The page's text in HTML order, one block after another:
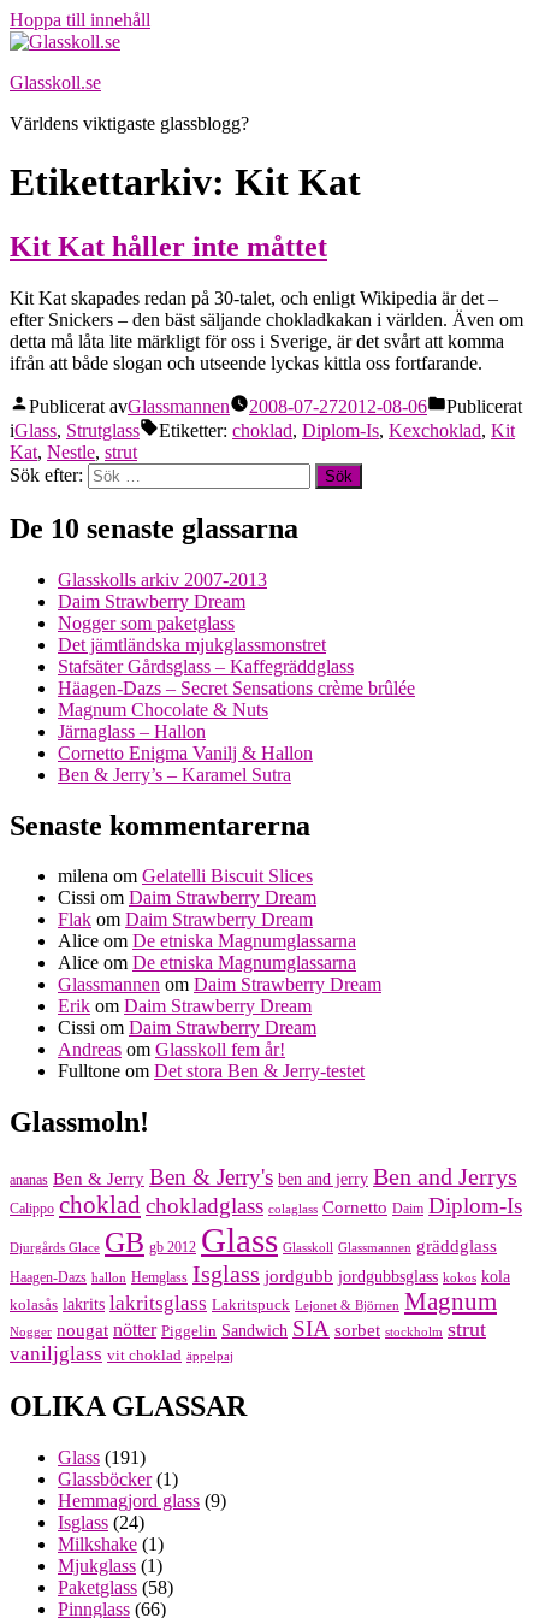
Hoppa till innehåll
Glasskoll.se
Världens viktigaste glassblogg?
Etikettarkiv: Kit Kat
Kit Kat håller inte måttet
Kit Kat skapades redan på 30-talet, och enligt Wikipedia är det –
efter Snickers – den bäst säljande chokladkakan i världen. Även om
detta må låta lite märkligt för oss i Sverige, är det svårt att komma
ifrån att både slogan och utseende lyckas kittla oss fortfarande.
Publicerat avGlassmannen 2008-07-272012-08-06
Publicerat
iGlass, Strutglass Etiketter: choklad, Diplom-Is, Kexchoklad, Kit
Kat, Nestle, strut
Sök efter:
De 10 senaste glassarna
Glasskolls arkiv 2007-2013
Daim Strawberry Dream
Nogger som paketglass
Det jämtländska mjukglassmonstret
Stafsäter Gårdsglass – Kaffegräddglass
Häagen-Dazs – Secret Sensations crème brûlée
Magnum Chocolate & Nuts
Järnaglass – Hallon
Cornetto Enigma Vanilj & Hallon
Ben & Jerry’s – Karamel Sutra
Senaste kommentarerna
milena om Gelatelli Biscuit Slices
Cissi om Daim Strawberry Dream
Flak om Daim Strawberry Dream
Alice om De etniska Magnumglassarna
Alice om De etniska Magnumglassarna
Glassmannen om Daim Strawberry Dream
Erik om Daim Strawberry Dream
Cissi om Daim Strawberry Dream
Andreas om Glasskoll fem år!
Fulltone om Det stora Ben & Jerry-testet
Glassmoln!
ananas Ben & Jerry Ben & Jerry's ben and jerry Ben and Jerrys
Calippo choklad chokladglass colaglass Cornetto Daim Diplom-Is
Djurgårds Glace GB gb 2012 Glass Glasskoll Glassmannen gräddglass
Haagen-Dazs hallon Hemglass Isglass jordgubb jordgubbsglass kokos kola
kolasås lakrits lakritsglass Lakritspuck Lejonet & Björnen Magnum
Nogger nougat nötter Piggelin Sandwich SIA sorbet stockholm strut
vaniljglass vit choklad äppelpaj
OLIKA GLASSAR
Glass (191)
Glassböcker(1)
Hemmagjord glass (9)
Isglass (24)
Milkshake (1)
Mjukglass (1)
Paketglass (58)
Pinnglass (66)